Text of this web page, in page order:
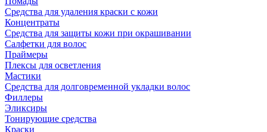
Средства для удаления краски с кожи
Концентраты
Средства для защиты кожи при окрашивании
Салфетки для волос
Праймеры
Плексы для осветления
Мастики
Средства для долговременной укладки волос
Филлеры
Эликсиры
Тонирующие средства
Краски